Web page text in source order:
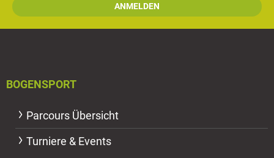
BOGENSPORT
Parcours Übersicht
Turniere & Events